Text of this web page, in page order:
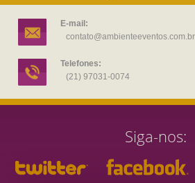
E-mail:
contato@ambienteeventos.com.br
Telefones:
(21) 97031-0074
Siga-nos